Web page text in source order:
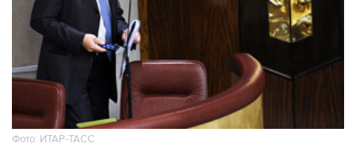
Фото: ИТАР-ТАСС